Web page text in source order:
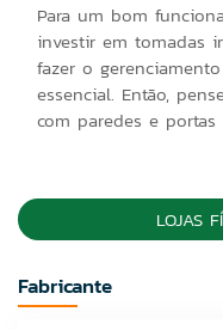
Para um bom
investir em tomadas
fazer o
essencial. Então,
com paredes e
LOJAS
Fabricante